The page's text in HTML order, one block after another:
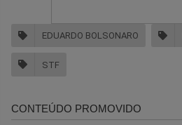
EDUARDO BOLSONARO
STF